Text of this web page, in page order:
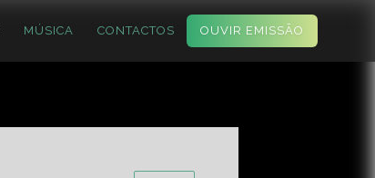
MÚSICA CONTACTOS OUVIR EMISSÃO